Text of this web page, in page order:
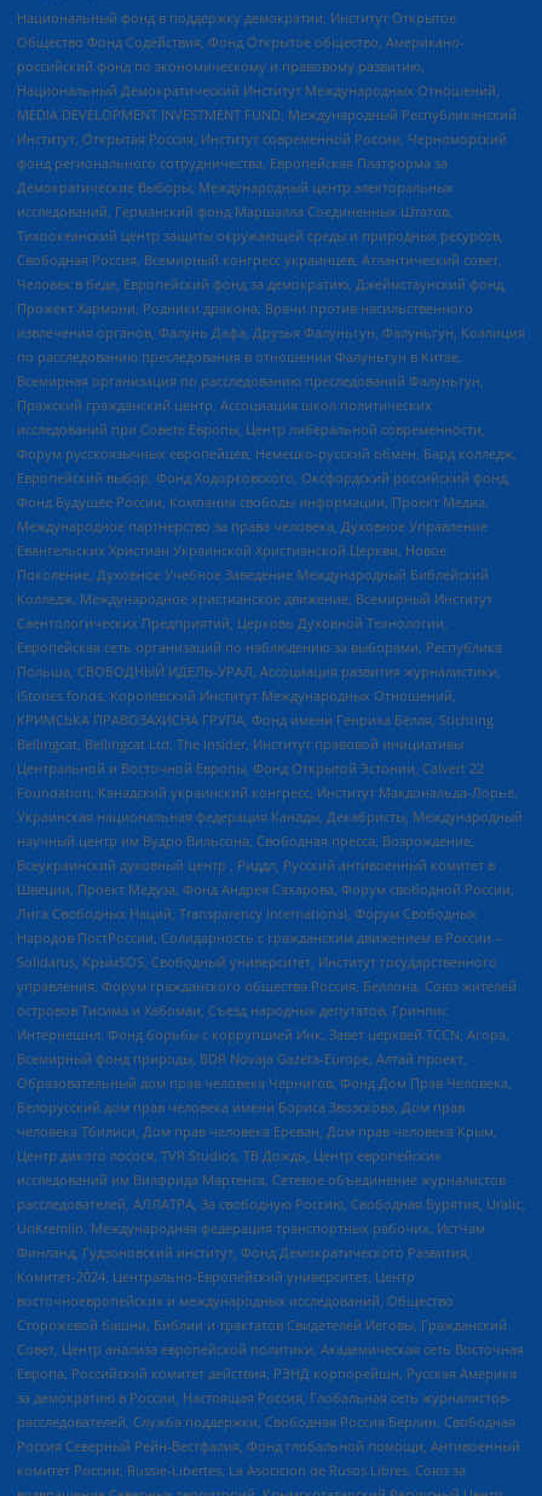
Национальный фонд в поддержку демократии, Институт Открытое
Общество Фонд Содействия, Фонд Открытое общество, Американо-
российский фонд по экономическому и правовому развитию,
Национальный Демократический Институт Международных Отношений,
MEDIA DEVELOPMENT INVESTMENT FUND, Международный Республиканский
Институт, Открытая Россия, Институт современной России, Черноморский
фонд регионального сотрудничества, Европейская Платформа за
Демократические Выборы, Международный центр электоральных
исследований, Германский фонд Маршалла Соединенных Штатов,
Тихоокеанский центр защиты окружающей среды и природных ресурсов,
Свободная Россия, Всемирный конгресс украинцев, Атлантический совет,
Человек в беде, Европейский фонд за демократию, Джеймстаунский фонд,
Прожект Хармони, Родники дракона, Врачи против насильственного
извлечения органов, Фалунь Дафа, Друзья Фалуньгун, Фалуньгун, Коалиция
по расследованию преследования в отношении Фалуньгун в Китае,
Всемирная организация по расследованию преследований Фалуньгун,
Пражский гражданский центр, Ассоциация школ политических
исследований при Совете Европы, Центр либеральной современности,
Форум русскоязычных европейцев, Немецко-русский обмен, Бард колледж,
Европейский выбор, Фонд Ходорковского, Оксфордский российский фонд,
Фонд Будущее России, Компания свободы информации, Проект Медиа,
Международное партнерство за права человека, Духовное Управление
Евангельских Христиан Украинской Христианской Церкви, Новое
Поколение, Духовное Учебное Заведение Международный Библейский
Колледж, Международное христианское движение, Всемирный Институт
Саентологических Предприятий, Церковь Духовной Технологии,
Европейская сеть организаций по наблюдению за выборами, Республика
Польша, СВОБОДНЫЙ ИДЕЛЬ-УРАЛ, Ассоциация развития журналистики,
IStories fonds, Королевский Институт Международных Отношений,
КРИМСЬКА ПРАВОЗАХИСНА ГРУПА, Фонд имени Генриха Бёлля, Stichting
Bellingcat, Bellingcat Ltd, The Insider, Институт правовой инициативы
Центральной и Восточной Европы, Фонд Открытой Эстонии, Calvert 22
Foundation, Канадский украинский конгресс, Институт Макдональда-Лорье,
Украинская национальная федерация Канады, Декабристы, Международный
научный центр им Вудро Вильсона, Свободная пресса, Возрождение,
Всеукраинский духовный центр , Риддл, Русский антивоенный комитет в
Швеции, Проект Медуза, Фонд Андрея Сахарова, Форум свободной России,
Лига Свободных Наций, Transparеncy International, Форум Свободных
Народов ПостРоссии, Солидарность с гражданским движением в России –
Solidarus, КрымSOS, Свободный университет, Институт государственного
управления, Форум гражданского общества Россия, Беллона, Союз жителей
островов Тисима и Хабомаи, Съезд народных депутатов, Гринпис
Интернешнл, Фонд борьбы с коррупцией Инк, Завет церквей TCCN, Агора,
Всемирный фонд природы, BDR Novaja Gazeta-Europe, Алтай проект,
Образовательный дом прав человека Чернигов, Фонд Дом Прав Человека,
Белорусский дом прав человека имени Бориса Звозскова, Дом прав
человека Тбилиси, Дом прав человека Ереван, Дом прав человека Крым,
Центр дикого лосося, TVR Studios, ТВ Дождь, Центр европейских
исследований им Вилфрида Мартенса, Сетевое объединение журналистов
расследователей, АЛЛАТРА, За свободную Россию, Свободная Бурятия, Uralic,
UnKremlin, Международная федерация транспортных рабочих, ИстЧам
Финланд, Гудзоновский институт, Фонд Демократического Развития,
Комитет-2024, Центрально-Европейский университет, Центр
восточноевропейских и международных исследований, Общество
Сторожевой башни, Библии и трактатов Свидетелей Иеговы, Гражданский
Совет, Центр анализа европейской политики, Академическая сеть Восточная
Европа, Российский комитет действия, РЭНД корпорейшн, Русская Америка
за демократию в России, Настоящая Россия, Глобальная сеть журналистов-
расследователей, Служба поддержки, Свободная Россия Берлин, Свободная
Россия Северный Рейн-Вестфалия, Фонд глобальной помощи, Антивоенный
комитет России, Russie-Libertes, La Asocicion de Rusos Libres, Союз за